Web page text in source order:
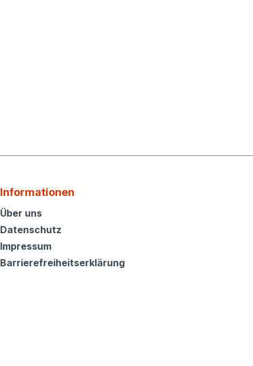
Informationen
Informationen
Über uns
Datenschutz
Impressum
Barrierefreiheitserklärung